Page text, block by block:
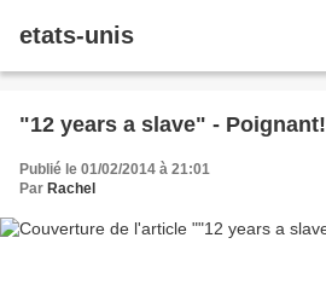
etats-unis
"12 years a slave" - Poignant!
Publié le 01/02/2014 à 21:01
Par Rachel